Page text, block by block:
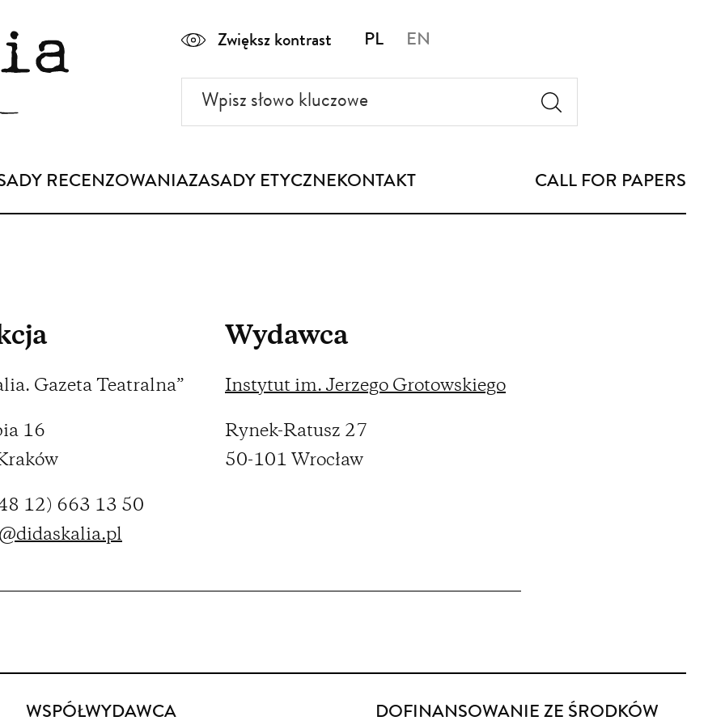
Zwiększ kontrast PL EN
słowo
kluczowe
RECENZOWANIAZASADY ETYCZNEKONTAKT CALL FOR PAPERS
Gazeta Teatralna”
16
12) 663 13 50
Wydawca
Instytut im. Jerzego Grotowskiego
Rynek-Ratusz 27
50-101 Wrocław
WSPÓŁWYDAWCA DOFINANSOWANIE ZE ŚRODKÓW